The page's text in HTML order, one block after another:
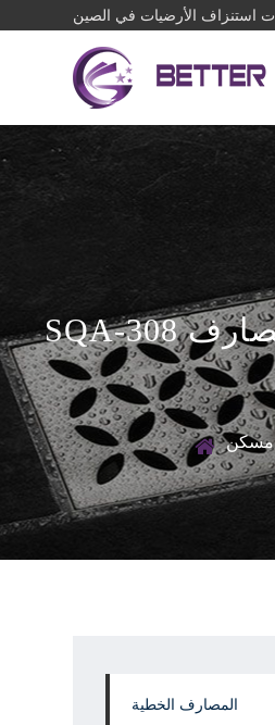
SQA-308 عالية الجودة قابلة للتخصيص 110 مللي متر من النحاس الأصفر لأرضية الحمام المصارف
مسكن
المصارف الخطية